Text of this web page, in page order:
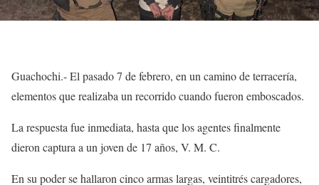
Guachochi.- El pasado 7 de febrero, en un camino de terracería,
elementos que realizaba un recorrido cuando fueron emboscados.
La respuesta fue inmediata, hasta que los agentes finalmente
dieron captura a un joven de 17 años, V. M. C.
En su poder se hallaron cinco armas largas, veintitrés cargadores,